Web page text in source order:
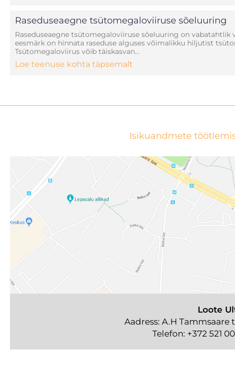
Raseduseaegne tsütomegaloviiruse sõeluuring
Raseduseaegne tsütomegaloviiruse sõeluuring on
eesmärk on hinnata raseduse alguses võimalikku hiljutist
Tsütomegaloviirus võib täiskasvan...
Loe teenuse kohta täpsemalt
Isikuandmete
Loote
Aadress: A.H Tammsaare
Telefon: +372 521